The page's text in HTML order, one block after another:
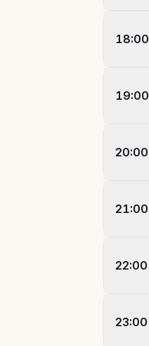
18:00
19:00
20:00
21:00
22:00
23:00